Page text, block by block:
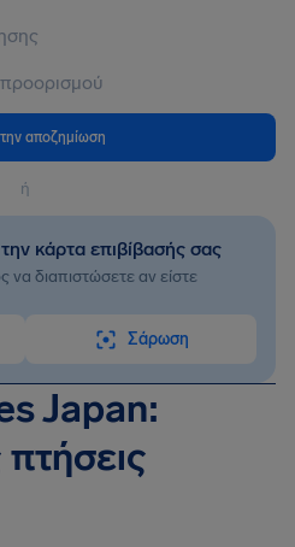
την αποζημίωση
ή
κάρτα επιβίβασής σας
διαπιστώσετε αν είστε
Σάρωση
Japan: